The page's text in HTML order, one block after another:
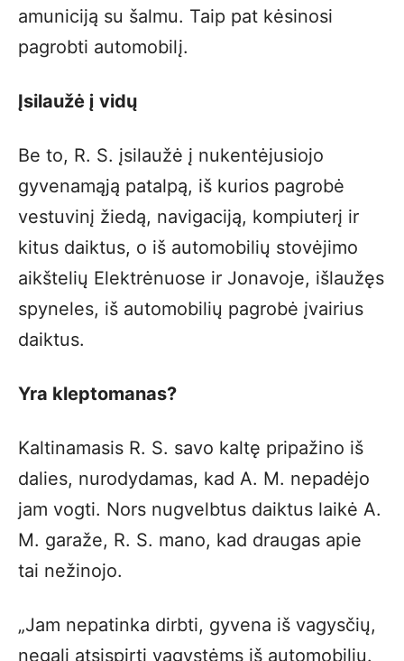
amuniciją su šalmu. Taip pat kėsinosi
pagrobti automobilį.
Įsilaužė į vidų
Be to, R. S. įsilaužė į nukentėjusiojo
gyvenamąją patalpą, iš kurios pagrobė
vestuvinį žiedą, navigaciją, kompiuterį ir
kitus daiktus, o iš automobilių stovėjimo
aikštelių Elektrėnuose ir Jonavoje, išlaužęs
spyneles, iš automobilių pagrobė įvairius
daiktus.
Yra kleptomanas?
Kaltinamasis R. S. savo kaltę pripažino iš
dalies, nurodydamas, kad A. M. nepadėjo
jam vogti. Nors nugvelbtus daiktus laikė A.
M. garaže, R. S. mano, kad draugas apie
tai nežinojo.
„Jam nepatinka dirbti, gyvena iš vagysčių,
negali atsispirti vagystėms iš automobilių.